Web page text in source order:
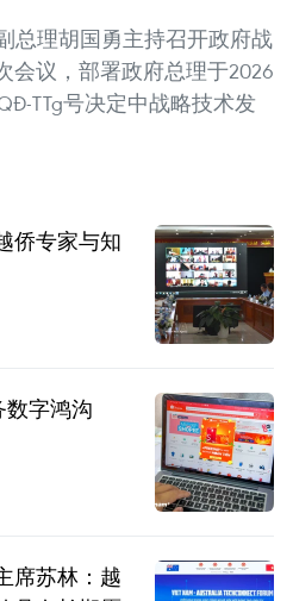
总理胡国勇主持召开政府战
会议，部署政府总理于2026
TTg号决定中战略技术发
侨专家与知
字鸿沟
席苏林：越